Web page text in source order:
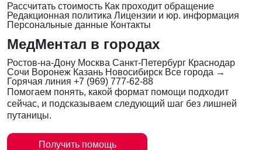
Рассчитать стоимость Как проходит обращение
Редакционная политика Лицензии и юр. информация
Персональные данные Контакты
МедМентал в городах
Ростов-на-Дону Москва Санкт-Петербург Краснодар
Сочи Воронеж Казань Новосибирск Все города →
Горячая линия +7 (969) 777-62-88
Помогаем понять, какой формат помощи подходит
сейчас, и подсказываем следующий шаг без лишней
путаницы.
Получить помощь